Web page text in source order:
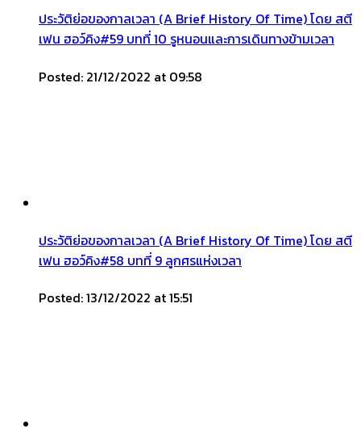
ประวัติย่อของกาลเวลา (A Brief History Of Time) โดย สตี
เฟน ฮอว์คิง#59 บทที่ 10 รูหนอนและการเดินทางข้ามเวลา
Posted: 21/12/2022 at 09:58
ประวัติย่อของกาลเวลา (A Brief History Of Time) โดย สตี
เฟน ฮอว์คิง#58 บทที่ 9 ลูกศรแห่งเวลา
Posted: 13/12/2022 at 15:51